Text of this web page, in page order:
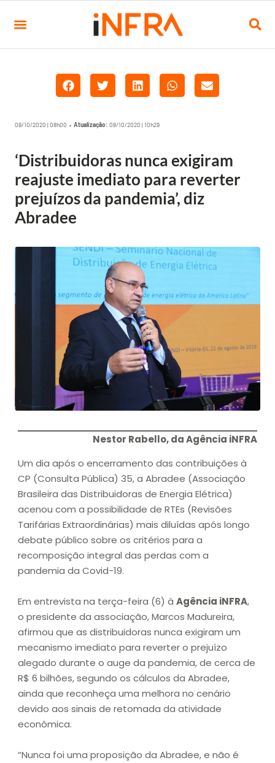
09/10/2020 | 08h00 • Atualização: 08/10/2020 | 10h29
‘Distribuidoras nunca exigiram
reajuste imediato para reverter
prejuízos da pandemia’, diz
Abradee
Nestor Rabello, da Agência iNFRA
Um dia após o encerramento das contribuições à
CP (Consulta Pública) 35, a Abradee (Associação
Brasileira das Distribuidoras de Energia Elétrica)
acenou com a possibilidade de RTEs (Revisões
Tarifárias Extraordinárias) mais diluídas após longo
debate público sobre os critérios para a
recomposição integral das perdas com a
pandemia da Covid-19.
Em entrevista na terça-feira (6) à Agência iNFRA,
o presidente da associação, Marcos Madureira,
afirmou que as distribuidoras nunca exigiram um
mecanismo imediato para reverter o prejuízo
alegado durante o auge da pandemia, de cerca de
R$ 6 bilhões, segundo os cálculos da Abradee,
ainda que reconheça uma melhora no cenário
devido aos sinais de retomada da atividade
econômica.
“Nunca foi uma proposição da Abradee, e não é